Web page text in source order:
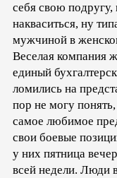
себя свою
накваситься, ну
мужчиной в
Веселая компания
единый
ломились на
пор не могу
самое любимое
свои боевые
у них пятница
всей недели. Люди